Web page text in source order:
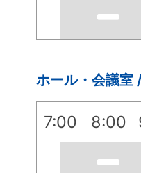
ホール・会議室
7:00 8:00